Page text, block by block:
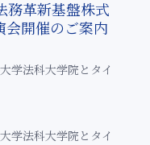
務革新基盤株式
開催のご案内
学法科大学院とタイ
学法科大学院とタイ